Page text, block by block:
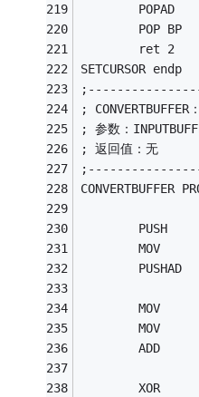
        POPAD
        POP BP
        ret 2
SETCURSOR endp
;
; 参数：
; 返回值：无
CONVERTBUFFER
PUSH
MOV
        PUSHAD
MOV
MOV
ADD
XOR